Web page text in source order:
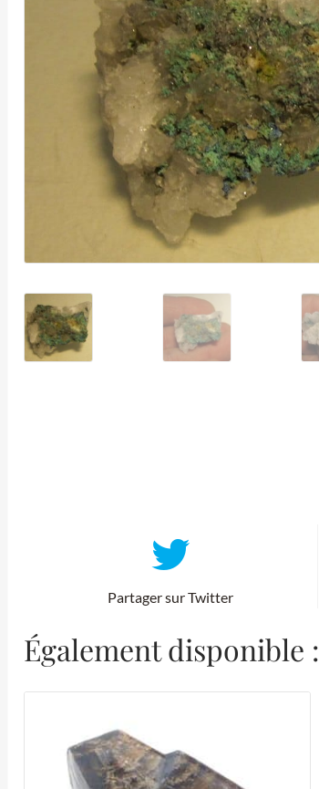
Partager sur Twitter
Également disponible :